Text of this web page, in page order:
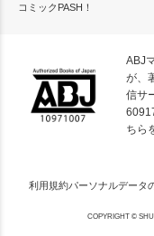
コミックPASH！
ABJ
が、
信サ
ちら
利用規約パーソナルデータ
COPYRIGHT ©